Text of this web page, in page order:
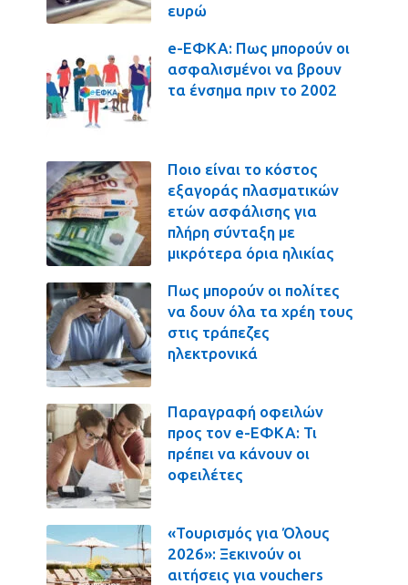
ευρώ
e-ΕΦΚΑ: Πως μπορούν οι
ασφαλισμένοι να βρουν
τα ένσημα πριν το 2002
Ποιο είναι το κόστος
εξαγοράς πλασματικών
ετών ασφάλισης για
πλήρη σύνταξη με
μικρότερα όρια ηλικίας
Πως μπορούν οι πολίτες
να δουν όλα τα χρέη τους
στις τράπεζες
ηλεκτρονικά
Παραγραφή οφειλών
προς τον e-ΕΦΚΑ: Τι
πρέπει να κάνουν οι
οφειλέτες
«Τουρισμός για Όλους
2026»: Ξεκινούν οι
αιτήσεις για vouchers